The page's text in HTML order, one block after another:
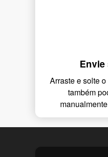
Envie
Arraste e solte
também